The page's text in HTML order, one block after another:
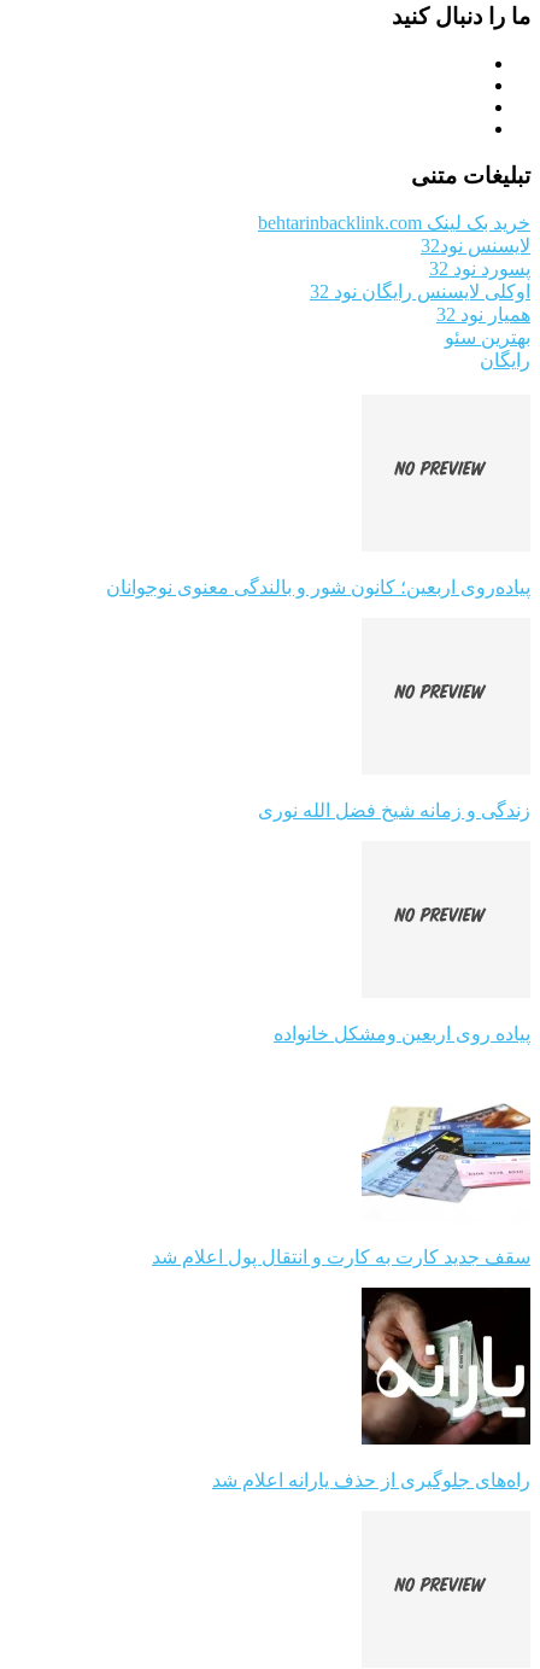
ما را دنبال کنید
تبلیغات متنی
خرید بک لینک behtarinbacklink.com
لایسنس نود32
پسورد نود 32
اوکلی لایسنس رایگان نود 32
همیار نود 32
بهترین سئو
رایگان
پیاده‌روی اربعین؛ کانون شور و بالندگی معنوی نوجوانان
زندگی و زمانه شیخ فضل الله نوری
پیاده روی اربعین ومشکل خانواده
سقف جدید کارت به کارت و انتقال پول اعلام شد
راه‌های جلوگیری از حذف یارانه اعلام شد